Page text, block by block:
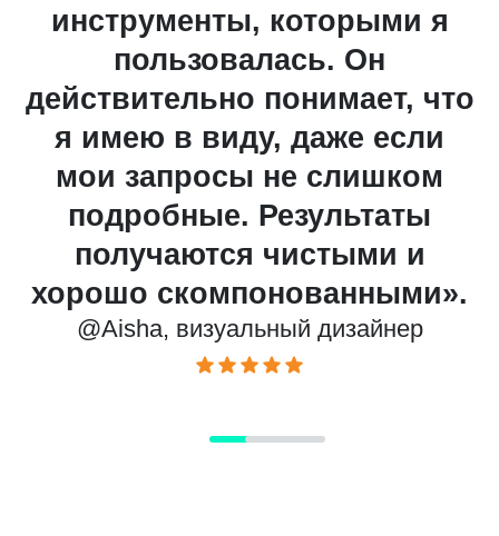
инструменты, которыми я
пользовалась. Он
действительно понимает, что
я имею в виду, даже если
мои запросы не слишком
подробные. Результаты
получаются чистыми и
хорошо скомпонованными».
@Aisha, визуальный дизайнер